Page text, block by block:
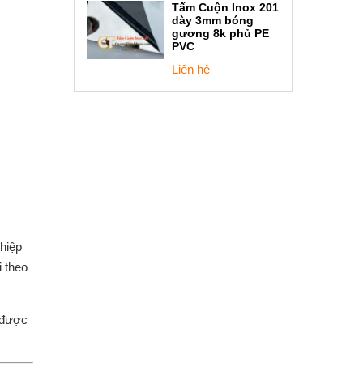
theo
Tấm Cuộn Inox 201
dày 3mm bóng
gương 8k phủ PE
PVC
Liên hệ